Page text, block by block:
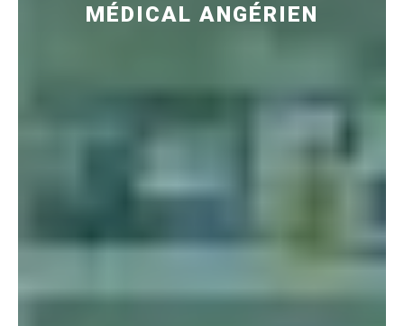
MÉDICAL ANGÉRIEN